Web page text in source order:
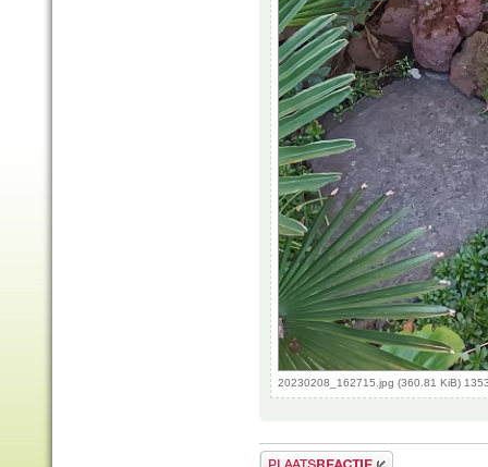
20230208_162715.jpg (360.81 KiB)
Plaats een reactie